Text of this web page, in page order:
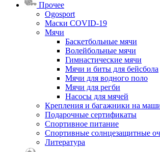
Прочее
Ogosport
Маски COVID-19
Мячи
Баскетбольные мячи
Волейбольные мячи
Гимнастические мячи
Мячи и биты для бейсбола
Мячи для водного поло
Мячи для регби
Насосы для мячей
Крепления и багажники на
Подарочные сертификаты
Спортивное питание
Спортивные солнцезащитные
Литература